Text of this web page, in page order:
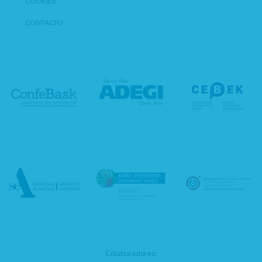
CONTACTO
Colaboradores: